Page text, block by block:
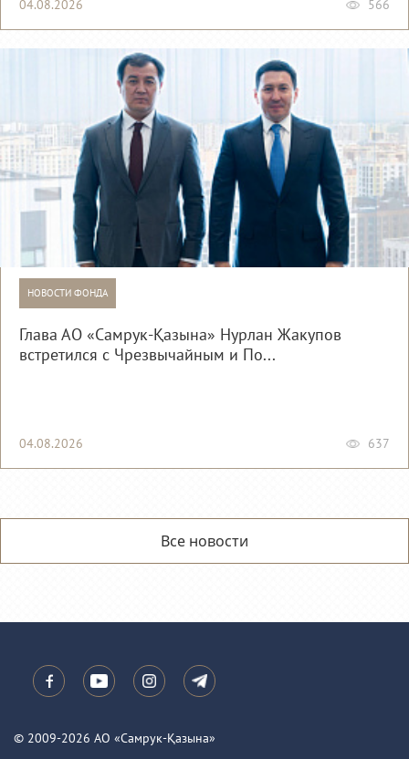
04.08.2026 566
НОВОСТИ ФОНДА
Глава АО «Самрук-Қазына» Нурлан Жакупов
встретился с Чрезвычайным и По...
04.08.2026 637
Все новости
© 2009-2026 АО «Самрук-Қазына»